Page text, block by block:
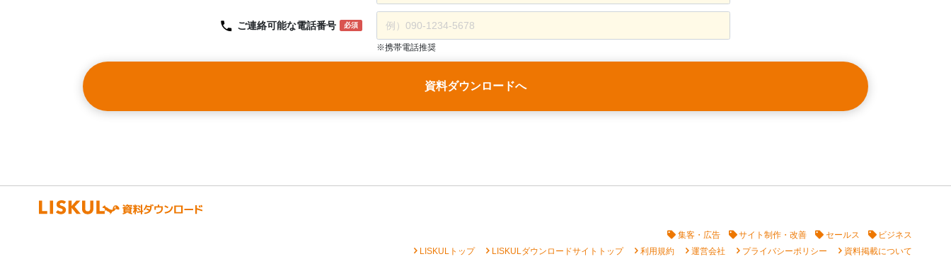
ご連絡可能な電話番号 必須
※携帯電話推奨
資料ダウンロードへ
集客・広告 サイト制作・改善 セールス ビジネス
chevron_rightLISKULトップ chevron_rightLISKULダウンロードサイトトップ chevron_right利用規約 chevron_right運営会社 chevron_rightプライバシーポリシー chevron_right資料掲載について